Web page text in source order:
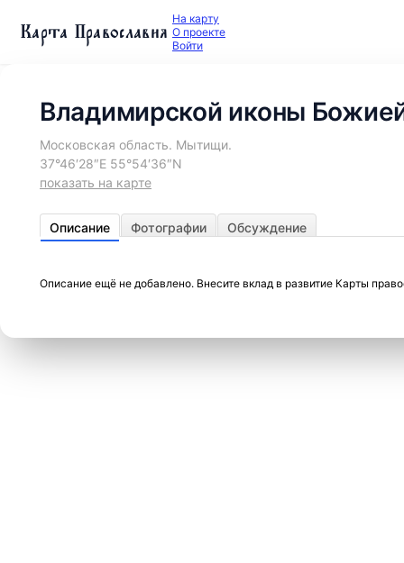
Карта Православия На карту
О проекте
Войти
Владимирской иконы
Московская область. Мытищи.
37°46′28″E 55°54′36″N
показать на карте
Описание Фотографии Обсуждение
Описание ещё не добавлено. Внесите вклад в развитие Карты